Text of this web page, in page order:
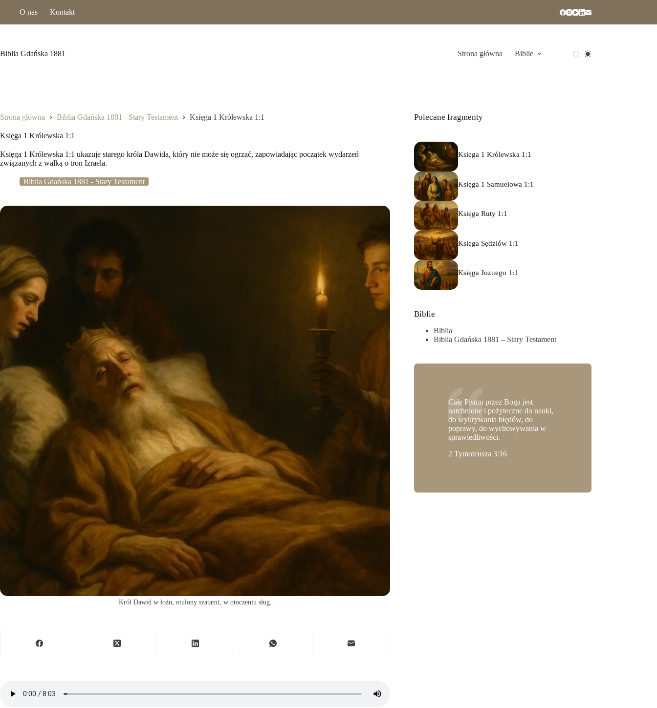
O nas Kontakt
Biblia Gdańska 1881 Strona główna Biblie
Strona główna Biblia Gdańska 1881 - Stary Testament Księga 1 Królewska 1:1
Księga 1 Królewska 1:1
Księga 1 Królewska 1:1 ukazuje starego króla Dawida, który nie może się ogrzać, zapowiadając początek wydarzeń
związanych z walką o tron Izraela.
Biblia Gdańska 1881 - Stary Testament
Król Dawid w łożu, otulony szatami, w otoczeniu sług.
Polecane fragmenty
Księga 1 Królewska 1:1
Księga 1 Samuelowa 1:1
Księga Ruty 1:1
Księga Sędziów 1:1
Księga Jozuego 1:1
Biblie
Biblia
Biblia Gdańska 1881 – Stary Testament
Całe Pismo przez Boga jest
natchnione i pożyteczne do nauki,
do wykrywania błędów, do
poprawy, do wychowywania w
sprawiedliwości.
2 Tymoteusza 3:16